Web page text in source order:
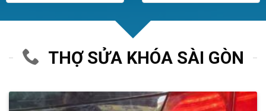
THỢ SỬA KHÓA SÀI GÒN